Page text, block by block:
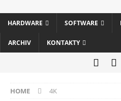
HARDWARE SOFTWARE
ARCHIV KONTAKTY
HOME 4K